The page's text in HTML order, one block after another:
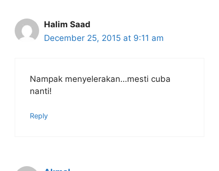
Halim Saad
December 25, 2015 at 9:11 am
Nampak menyelerakan…mesti cuba
nanti!
Reply